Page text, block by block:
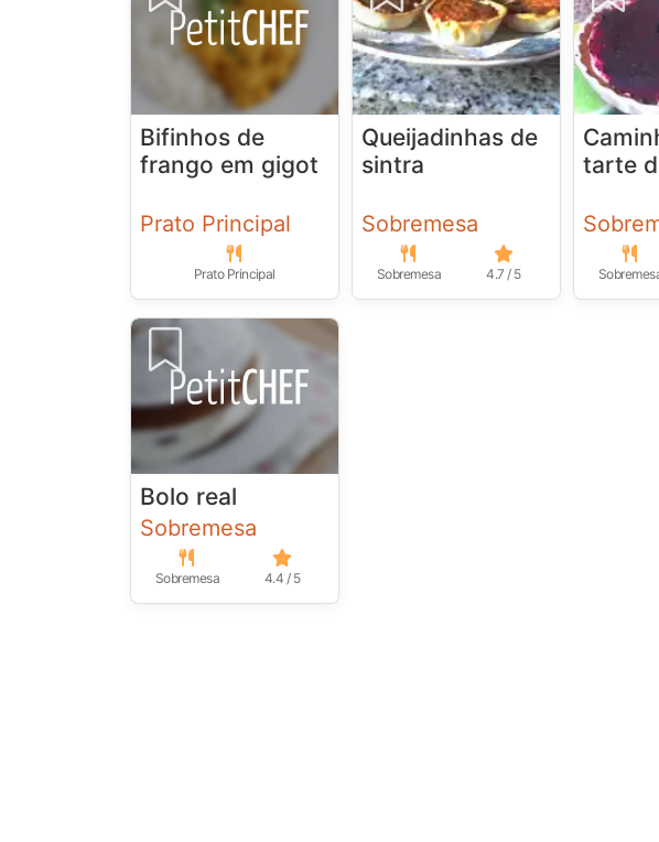
Bifinhos de
frango em gigot
Prato Principal
Prato Principal
Queijadinhas de
sintra
Sobremesa
Sobremesa 4.7 / 5
tarte
Bolo real
Sobremesa
Sobremesa 4.4 / 5